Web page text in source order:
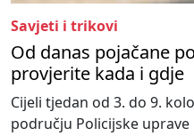
Savjeti i trikovi
Od danas pojačane
provjerite kada i gdje
Cijeli tjedan od 3. do 9.
području Policijske uprave